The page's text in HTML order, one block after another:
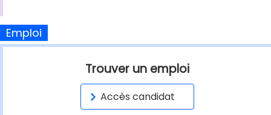
Emploi
Trouver un emploi
Accès candidat